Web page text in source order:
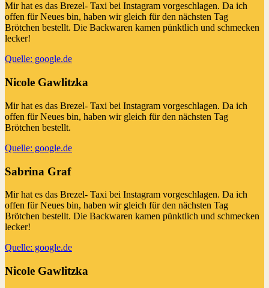
Mir hat es das Brezel- Taxi bei Instagram vorgeschlagen. Da ich
offen für Neues bin, haben wir gleich für den nächsten Tag
Brötchen bestellt. Die Backwaren kamen pünktlich und schmecken
lecker!
Quelle: google.de
Nicole Gawlitzka
Mir hat es das Brezel- Taxi bei Instagram vorgeschlagen. Da ich
offen für Neues bin, haben wir gleich für den nächsten Tag
Brötchen bestellt.
Quelle: google.de
Sabrina Graf
Mir hat es das Brezel- Taxi bei Instagram vorgeschlagen. Da ich
offen für Neues bin, haben wir gleich für den nächsten Tag
Brötchen bestellt. Die Backwaren kamen pünktlich und schmecken
lecker!
Quelle: google.de
Nicole Gawlitzka